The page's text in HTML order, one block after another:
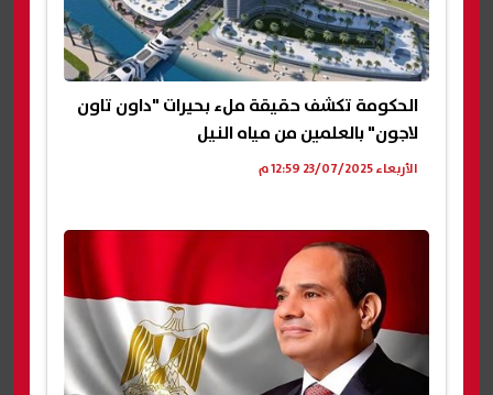
الحكومة تكشف حقيقة ملء بحيرات "داون تاون
لاجون" بالعلمين من مياه النيل
الأربعاء 23/07/2025 12:59 م